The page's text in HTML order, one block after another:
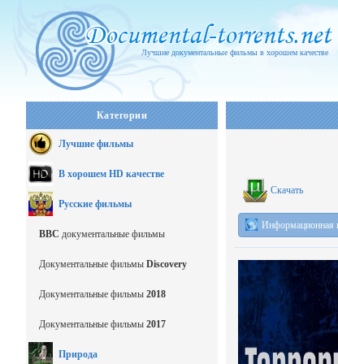
Лучшие документальные фильмы в хорошем качестве
Категории
Лучшие фильмы
В хорошем HD качестве
Русские фильмы
BBC документальные фильмы
Документальные фильмы Discovery
Документальные фильмы 2018
Документальные фильмы 2017
Природа
Скачать
Информационная